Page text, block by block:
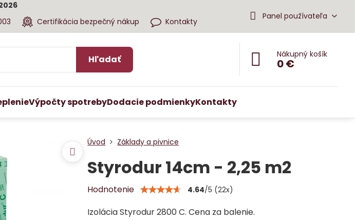
Certifikácia bezpečný nákup Kontakty
Panel používateľa
Hľadať Nákupný košík
0 €
Výpočty spotrebyDodacie podmienkyKontakty
Úvod Základy a pivnice
Styrodur 14cm - 2,25 m2
Hodnotenie 4.64/5 (22x)
Izolácia Styrodur 2800 C. Cena za balenie.